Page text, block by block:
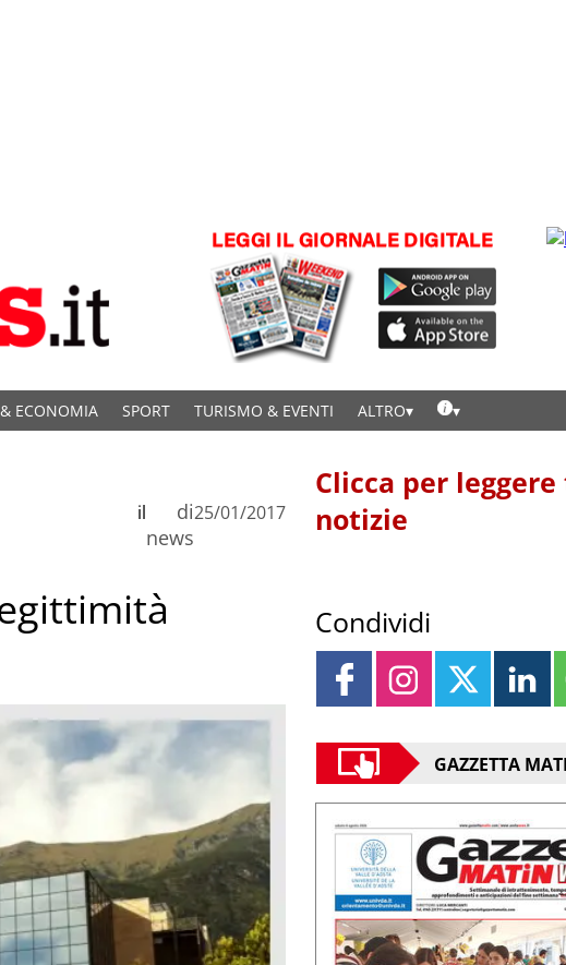
ECONOMIA SPORT TURISMO & EVENTI ALTRO
di
news
il 25/01/2017
Clicca per
notizie
Condividi
GAZZETTA